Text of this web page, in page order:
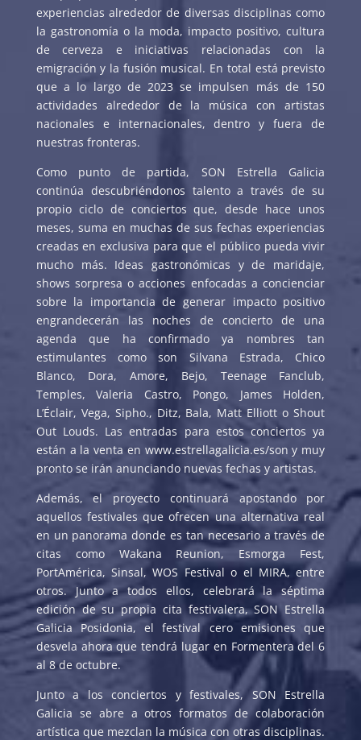
experiencias alrededor de diversas disciplinas como
la gastronomía o la moda, impacto positivo, cultura
de cerveza e iniciativas relacionadas con la
emigración y la fusión musical. En total está previsto
que a lo largo de 2023 se impulsen más de 150
actividades alrededor de la música con artistas
nacionales e internacionales, dentro y fuera de
nuestras fronteras.
Como punto de partida, SON Estrella Galicia
continúa descubriéndonos talento a través de su
propio ciclo de conciertos que, desde hace unos
meses, suma en muchas de sus fechas experiencias
creadas en exclusiva para que el público pueda vivir
mucho más. Ideas gastronómicas y de maridaje,
shows sorpresa o acciones enfocadas a concienciar
sobre la importancia de generar impacto positivo
engrandecerán las noches de concierto de una
agenda que ha confirmado ya nombres tan
estimulantes como son Silvana Estrada, Chico
Blanco, Dora, Amore, Bejo, Teenage Fanclub,
Temples, Valeria Castro, Pongo, James Holden,
L’Éclair, Vega, Sipho., Ditz, Bala, Matt Elliott o Shout
Out Louds. Las entradas para estos conciertos ya
están a la venta en www.estrellagalicia.es/son y muy
pronto se irán anunciando nuevas fechas y artistas.
Además, el proyecto continuará apostando por
aquellos festivales que ofrecen una alternativa real
en un panorama donde es tan necesario a través de
citas como Wakana Reunion, Esmorga Fest,
PortAmérica, Sinsal, WOS Festival o el MIRA, entre
otros. Junto a todos ellos, celebrará la séptima
edición de su propia cita festivalera, SON Estrella
Galicia Posidonia, el festival cero emisiones que
desvela ahora que tendrá lugar en Formentera del 6
al 8 de octubre.
Junto a los conciertos y festivales, SON Estrella
Galicia se abre a otros formatos de colaboración
artística que mezclan la música con otras disciplinas.